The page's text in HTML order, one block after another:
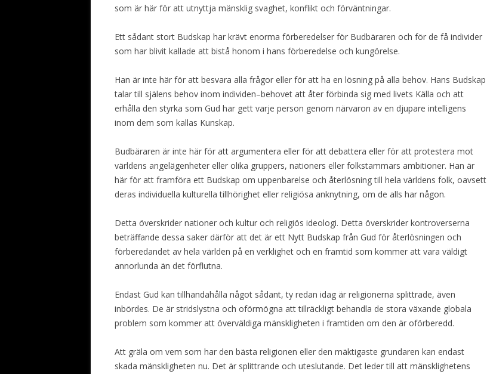
som är här för att utnyttja mänsklig svaghet, konflikt och förväntningar.
Ett sådant stort Budskap har krävt enorma förberedelser för Budbäraren och för de få individer
som har blivit kallade att bistå honom i hans förberedelse och kungörelse.
Han är inte här för att besvara alla frågor eller för att ha en lösning på alla behov. Hans Budskap
talar till själens behov inom individen–behovet att åter förbinda sig med livets Källa och att
erhålla den styrka som Gud har gett varje person genom närvaron av en djupare intelligens
inom dem som kallas Kunskap.
Budbäraren är inte här för att argumentera eller för att debattera eller för att protestera mot
världens angelägenheter eller olika gruppers, nationers eller folkstammars ambitioner. Han är
här för att framföra ett Budskap om uppenbarelse och återlösning till hela världens folk, oavsett
deras individuella kulturella tillhörighet eller religiösa anknytning, om de alls har någon.
Detta överskrider nationer och kultur och religiös ideologi. Detta överskrider kontroverserna
beträffande dessa saker därför att det är ett Nytt Budskap från Gud för återlösningen och
förberedandet av hela världen på en verklighet och en framtid som kommer att vara väldigt
annorlunda än det förflutna.
Endast Gud kan tillhandahålla något sådant, ty redan idag är religionerna splittrade, även
inbördes. De är stridslystna och oförmögna att tillräckligt behandla de stora växande globala
problem som kommer att överväldiga mänskligheten i framtiden om den är oförberedd.
Att gräla om vem som har den bästa religionen eller den mäktigaste grundaren kan endast
skada mänskligheten nu. Det är splittrande och uteslutande. Det leder till att mänsklighetens